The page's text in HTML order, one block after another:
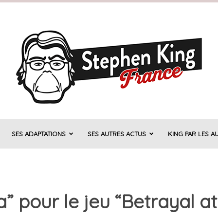
Stephen
King
SES ADAPTATIONS SES AUTRES ACTUS KING PAR LES
pour le jeu “Betrayal